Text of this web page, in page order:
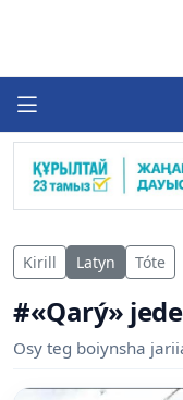
Kirill Latyn Tóte
#«Qarý»
Osy teg boiynsha